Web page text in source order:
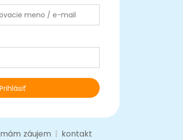
mám záujem | kontakt